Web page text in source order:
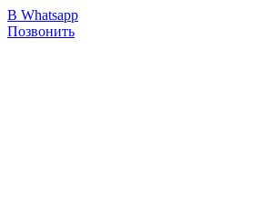
В Whatsapp
Позвонить